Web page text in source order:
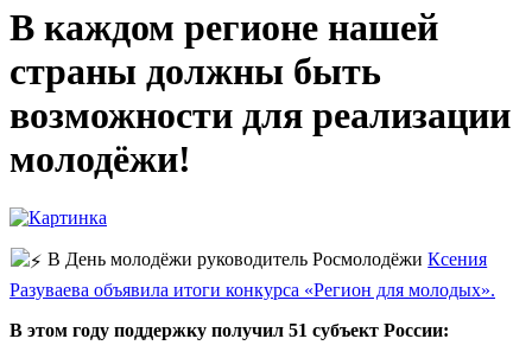
В каждом регионе нашей
страны должны быть
возможности для реализации
молодёжи!
В День молодёжи руководитель РосмолодёжиКсения
Разуваева объявила итоги конкурса «Регион для молодых».
В этом году поддержку получил 51 субъект России: